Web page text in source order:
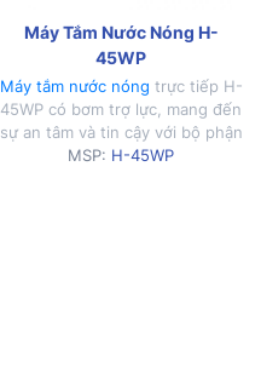
Máy Tắm Nước Nóng H-
45WP
Máy tắm nước nóng trực tiếp H-
45WP có bơm trợ lực, mang đến
sự an tâm và tin cậy với bộ phận
chống rò rĩ điện, an toàn ELCB
MSP: H-45WP